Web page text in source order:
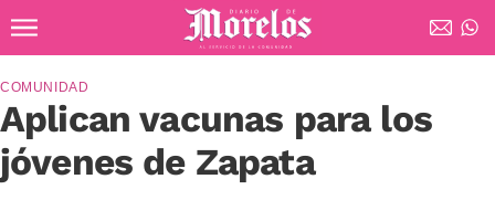
Diario de Morelos
Aplican vacunas para los
jóvenes de Zapata
COMUNIDAD